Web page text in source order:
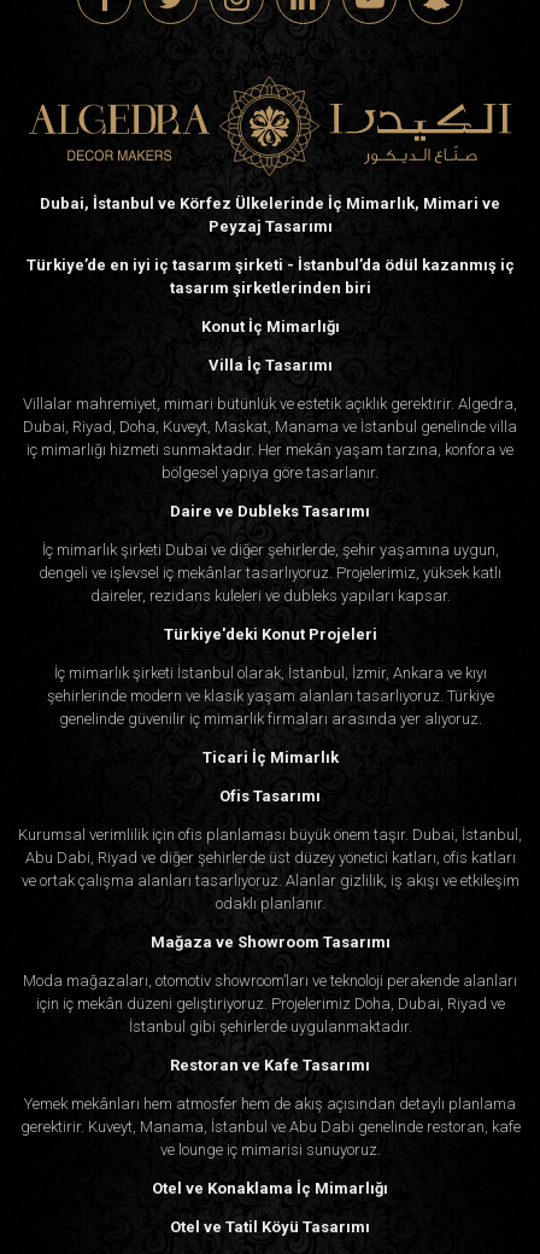
Dubai, İstanbul ve Körfez Ülkelerinde İç Mimarlık, Mimari ve
Peyzaj Tasarımı
Türkiye’de en iyi iç tasarım şirketi - İstanbul’da ödül kazanmış iç
tasarım şirketlerinden biri
Konut İç Mimarlığı
Villa İç Tasarımı
Villalar mahremiyet, mimari bütünlük ve estetik açıklık gerektirir. Algedra,
Dubai, Riyad, Doha, Kuveyt, Maskat, Manama ve İstanbul genelinde villa
iç mimarlığı hizmeti sunmaktadır. Her mekân yaşam tarzına, konfora ve
bölgesel yapıya göre tasarlanır.
Daire ve Dubleks Tasarımı
İç mimarlık şirketi Dubai ve diğer şehirlerde, şehir yaşamına uygun,
dengeli ve işlevsel iç mekânlar tasarlıyoruz. Projelerimiz, yüksek katlı
daireler, rezidans kuleleri ve dubleks yapıları kapsar.
Türkiye'deki Konut Projeleri
İç mimarlık şirketi İstanbul olarak, İstanbul, İzmir, Ankara ve kıyı
şehirlerinde modern ve klasik yaşam alanları tasarlıyoruz. Türkiye
genelinde güvenilir iç mimarlık firmaları arasında yer alıyoruz.
Ticari İç Mimarlık
Ofis Tasarımı
Kurumsal verimlilik için ofis planlaması büyük önem taşır. Dubai, İstanbul,
Abu Dabi, Riyad ve diğer şehirlerde üst düzey yönetici katları, ofis katları
ve ortak çalışma alanları tasarlıyoruz. Alanlar gizlilik, iş akışı ve etkileşim
odaklı planlanır.
Mağaza ve Showroom Tasarımı
Moda mağazaları, otomotiv showroom’ları ve teknoloji perakende alanları
için iç mekân düzeni geliştiriyoruz. Projelerimiz Doha, Dubai, Riyad ve
İstanbul gibi şehirlerde uygulanmaktadır.
Restoran ve Kafe Tasarımı
Yemek mekânları hem atmosfer hem de akış açısından detaylı planlama
gerektirir. Kuveyt, Manama, İstanbul ve Abu Dabi genelinde restoran, kafe
ve lounge iç mimarisi sunuyoruz.
Otel ve Konaklama İç Mimarlığı
Otel ve Tatil Köyü Tasarımı